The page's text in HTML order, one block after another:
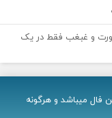
صورت و غبغب فقط در یک
فال میباشد و هرگونه